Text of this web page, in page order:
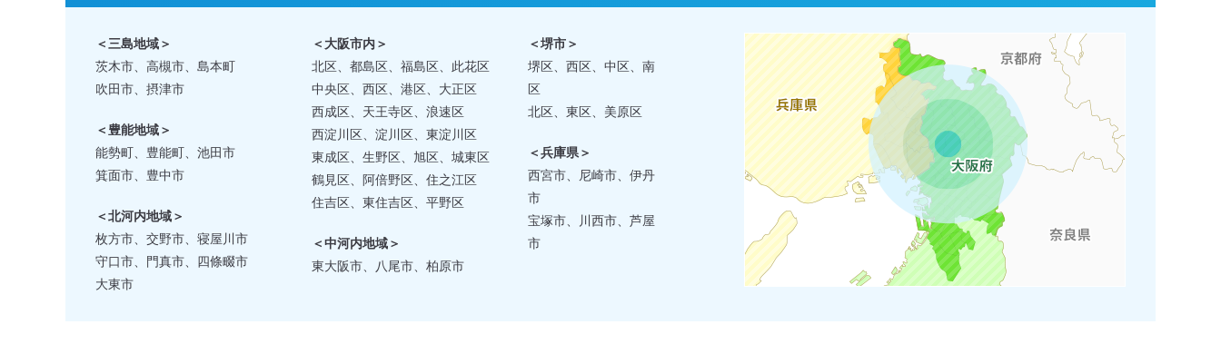
＜三島地域＞
茨木市、高槻市、島本町
吹田市、摂津市
＜豊能地域＞
能勢町、豊能町、池田市
箕面市、豊中市
＜北河内地域＞
枚方市、交野市、寝屋川市
守口市、門真市、四條畷市
大東市
＜大阪市内＞
北区、都島区、福島区、此花区
中央区、西区、港区、大正区
西成区、天王寺区、浪速区
西淀川区、淀川区、東淀川区
東成区、生野区、旭区、城東区
鶴見区、阿倍野区、住之江区
住吉区、東住吉区、平野区
＜中河内地域＞
東大阪市、八尾市、柏原市
＜堺市＞
堺区、西区、中区、南
区
北区、東区、美原区
＜兵庫県＞
西宮市、尼崎市、伊丹
市
宝塚市、川西市、芦屋
市